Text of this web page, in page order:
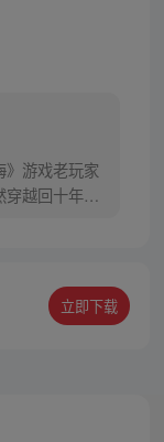
》游戏老玩家
越回十年前
代与规则的
机械大军，从
立即下载